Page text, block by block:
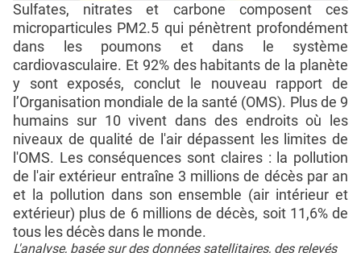
Sulfates, nitrates et carbone composent ces
microparticules PM2.5 qui pénètrent profondément
dans les poumons et dans le système
cardiovasculaire. Et 92% des habitants de la planète
y sont exposés, conclut le nouveau rapport de
l’Organisation mondiale de la santé (OMS). Plus de 9
humains sur 10 vivent dans des endroits où les
niveaux de qualité de l'air dépassent les limites de
l'OMS. Les conséquences sont claires : la pollution
de l'air extérieur entraîne 3 millions de décès par an
et la pollution dans son ensemble (air intérieur et
extérieur) plus de 6 millions de décès, soit 11,6% de
tous les décès dans le monde.
L'analyse, basée sur des données satellitaires, des relevés